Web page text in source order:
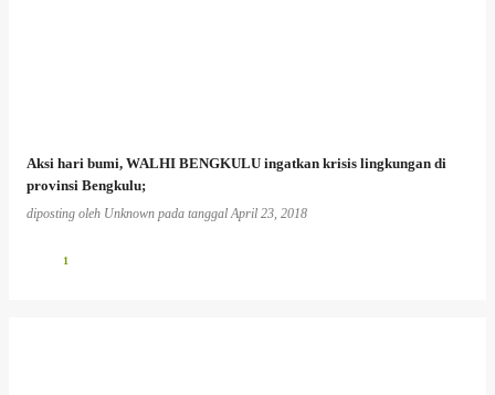
Aksi hari bumi, WALHI BENGKULU ingatkan krisis lingkungan di
provinsi Bengkulu;
diposting oleh Unknown pada tanggalApril 23, 2018
1